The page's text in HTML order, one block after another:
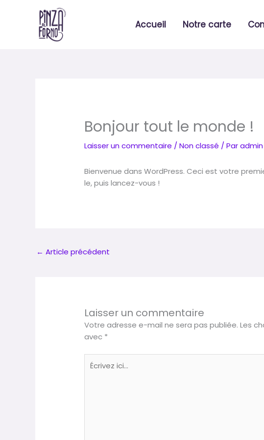
Accueil Notre carte
Bonjour tout le monde !
Laisser un commentaire /Non classé / Paradmin
Bienvenue dans WordPress. Ceci est votre
le, puis lancez-vous !
← Article précédent
Laisser un commentaire
Votre adresse e-mail ne sera pas publiée. Les
avec *
ici…